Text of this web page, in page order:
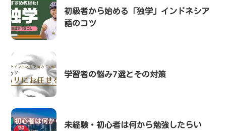
初級者から始める「独学」インドネシア
語のコツ
学習者の悩み7選とその対策
未経験・初心者は何から勉強したらい